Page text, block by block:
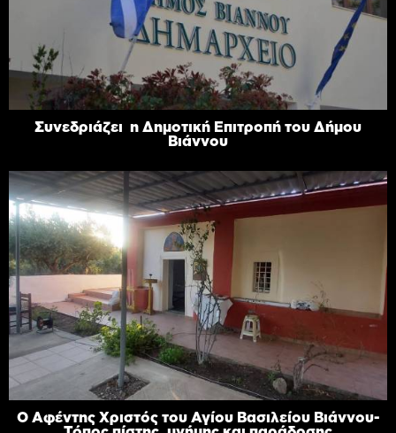
Συνεδριάζει η Δημοτική Επιτροπή του Δήμου
Βιάννου
Ο Αφέντης Χριστός του Αγίου Βασιλείου Βιάννου-